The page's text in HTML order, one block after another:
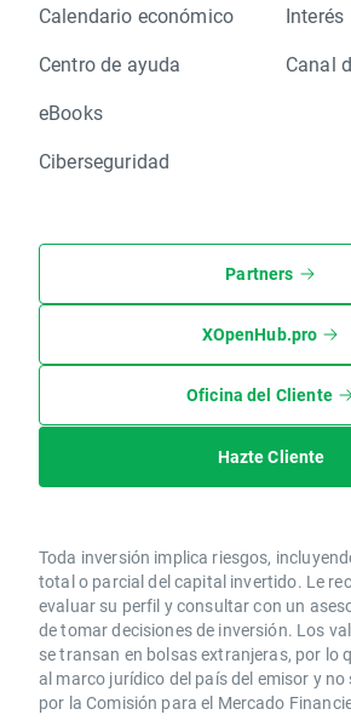
Calendario económico
Centro de ayuda
eBooks
Ciberseguridad
Interés
Canal
Partners
XOpenHub.pro
Oficina del Cliente
Hazte Cliente
Toda inversión implica riesgos,
total o parcial del capital invertido. Le
evaluar su perfil y consultar con un
de tomar decisiones de inversión. Los
se transan en bolsas extranjeras, por lo
al marco jurídico del país del emisor y
por la Comisión para el Mercado